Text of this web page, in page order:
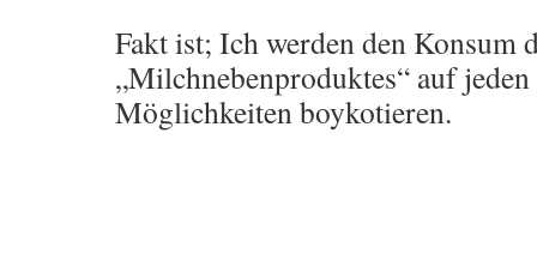
Fakt ist; Ich werden den Konsum
„Milchnebenproduktes“ auf
Möglichkeiten boykotieren.